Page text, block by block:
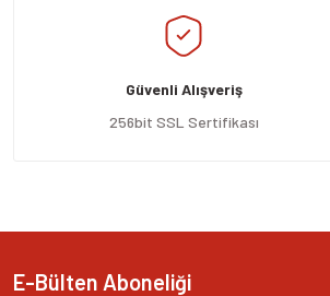
Ürün resmi kalitesiz, bozuk veya
Ürün açıklamasında eksik bilgiler bulunuyor.
Ürün bilgilerinde hatalar bulunuyor.
Ürün fiyatı diğer sitelerden daha pahalı.
Güvenli Alışveriş
256bit SSL Sertifikası
E-Bülten Aboneliği